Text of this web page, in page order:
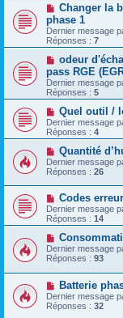
Changer la
phase 1
Dernier message
Réponses : 7
odeur
pass RGE
Dernier message
Réponses : 5
Quel outil /
Dernier message
Réponses : 4
Quantité
Dernier message
Réponses : 26
Codes
Dernier message
Réponses : 14
Dernier message
Réponses : 93
Batterie
Dernier message
Réponses : 32